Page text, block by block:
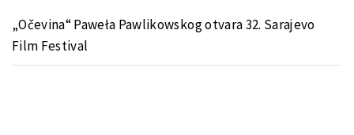
„Očevina“ Paweła Pawlikowskog otvara 32. Sarajevo
Film Festival